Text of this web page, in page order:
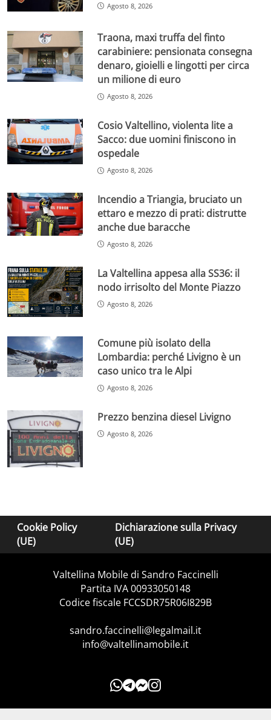
Agosto 8, 2026
Traona, maxi truffa del finto
carabiniere: pensionata consegna
denaro, gioielli e lingotti per circa
un milione di euro
Agosto 8, 2026
Cosio Valtellino, violenta lite a
Sacco: due uomini finiscono in
ospedale
Agosto 8, 2026
Incendio a Triangia, bruciato un
ettaro e mezzo di prati: distrutte
anche due baracche
Agosto 8, 2026
La Valtellina appesa alla SS36: il
nodo irrisolto del Monte Piazzo
Agosto 8, 2026
Comune più isolato della
Lombardia: perché Livigno è un
caso unico tra le Alpi
Agosto 8, 2026
Prezzo benzina diesel Livigno
Agosto 8, 2026
Cookie Policy
(UE)
Dichiarazione sulla Privacy
(UE)
Valtellina Mobile di Sandro Faccinelli
Partita IVA 00933050148
Codice fiscale FCCSDR75R06I829B
sandro.faccinelli@legalmail.it
info@valtellinamobile.it